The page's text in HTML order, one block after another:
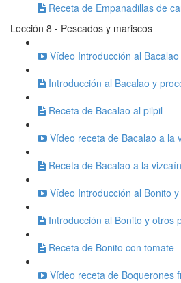
Receta de Empanadillas de
Lección 8 - Pescados y mariscos
Vídeo Introducción al
Introducción al Bacalao y
Receta de Bacalao al pilpil
Vídeo receta de Bacalao a la
Receta de Bacalao a la
Vídeo Introducción al Bonito
Introducción al Bonito y otros
Receta de Bonito con tomate
Vídeo receta de Boquerones